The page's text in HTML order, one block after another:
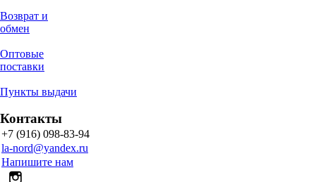
Возврат и
обмен
Оптовые
поставки
Пункты выдачи
Контакты
+7 (916) 098-83-94
la-nord@yandex.ru
Напишите нам